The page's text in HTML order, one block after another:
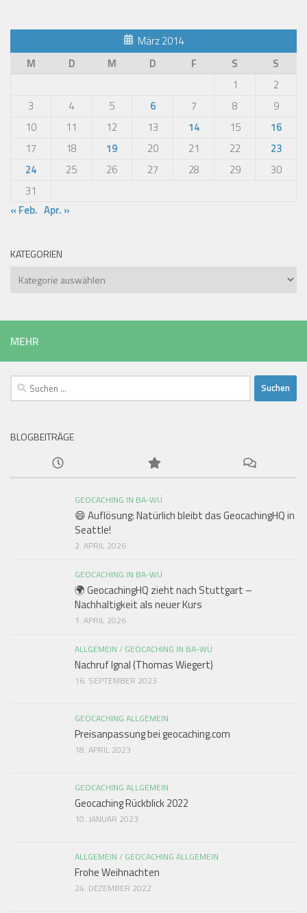
März 2014
M
D M D F S
S
1
2
3
4 5 6 7 8
9
10
11 12 13 14 15
16
17
18 19 20 21 22
23
24
25 26 27 28 29
30
31
« Feb. Apr. »
KATEGORIEN
Kategorien
MEHR
Suchen
nach:
BLOGBEITRÄGE
GEOCACHING IN BA-WÜ
😄 Auflösung: Natürlich bleibt das GeocachingHQ in
Seattle!
2. APRIL 2026
GEOCACHING IN BA-WÜ
🌍 GeocachingHQ zieht nach Stuttgart –
Nachhaltigkeit als neuer Kurs
1. APRIL 2026
ALLGEMEIN / GEOCACHING IN BA-WÜ
Nachruf Ignal (Thomas Wiegert)
16. SEPTEMBER 2023
GEOCACHING ALLGEMEIN
Preisanpassung bei geocaching.com
18. APRIL 2023
GEOCACHING ALLGEMEIN
Geocaching Rückblick 2022
10. JANUAR 2023
ALLGEMEIN / GEOCACHING ALLGEMEIN
Frohe Weihnachten
24. DEZEMBER 2022